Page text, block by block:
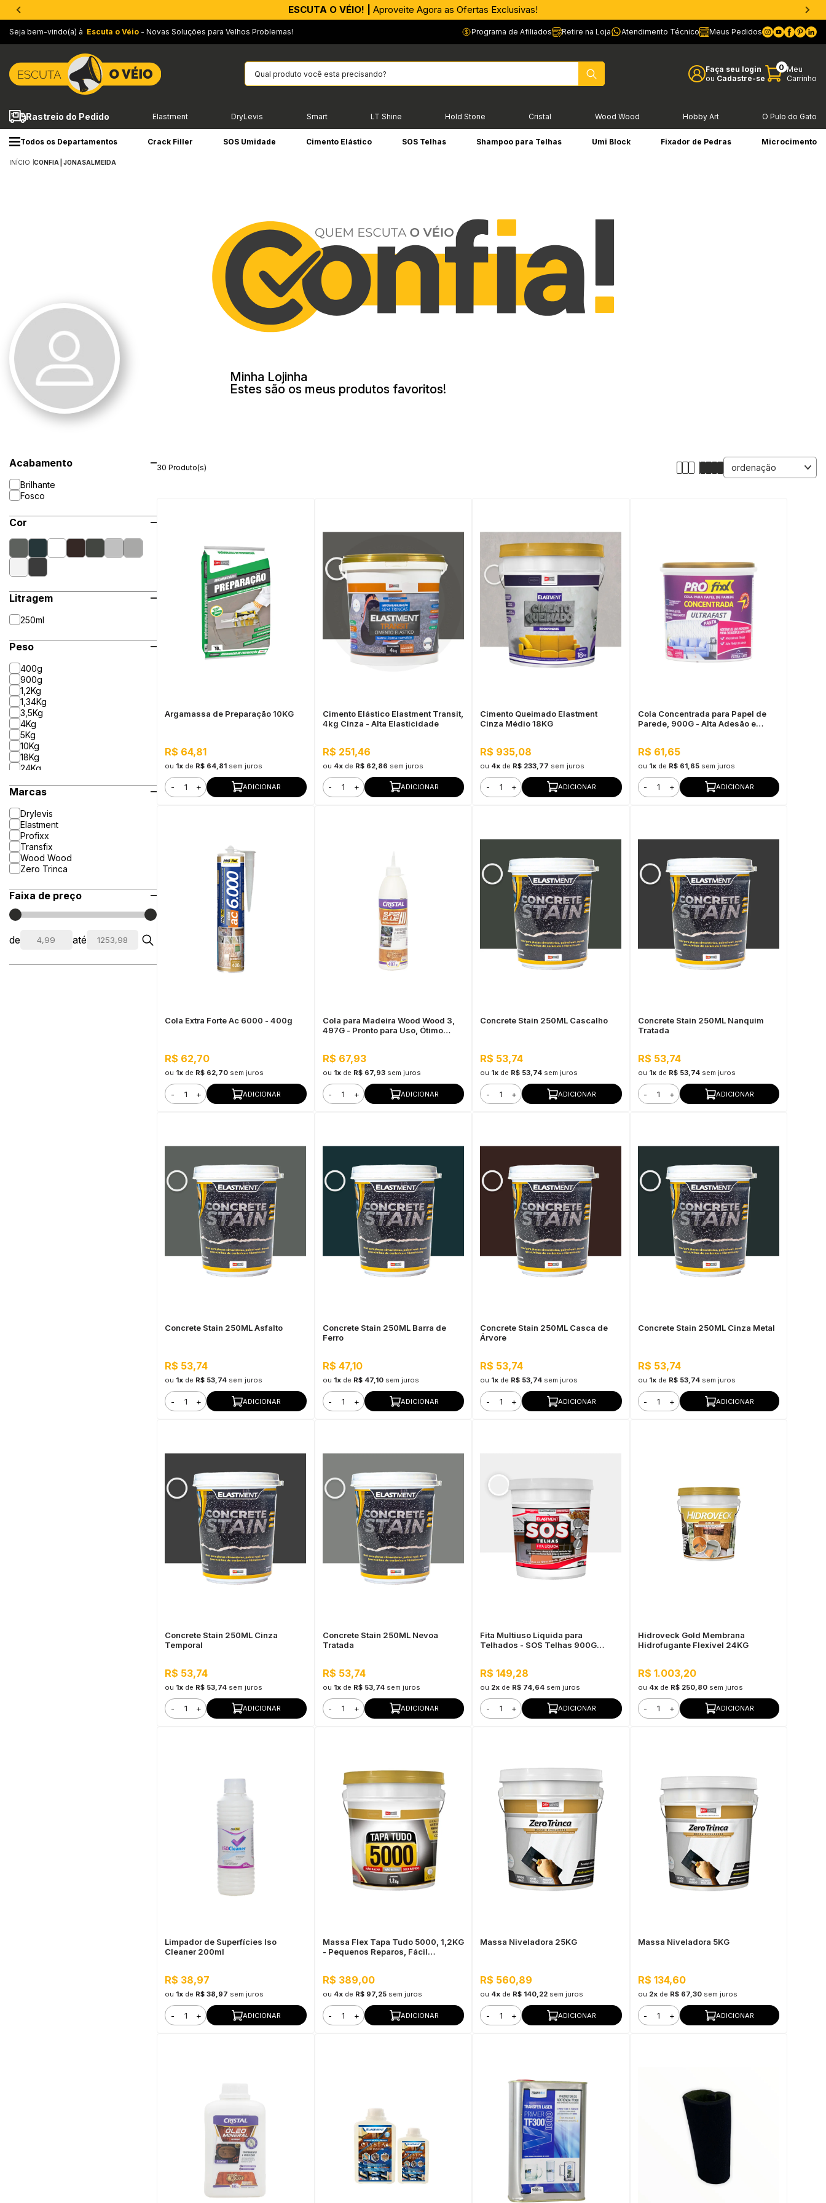
APROVEITE AGORA |PIX parcelado em até 4x sem Juros!*
Seja bem-vindo(a) à Escuta o Véio - Novas Soluções para Velhos Problemas! Programa de Afiliados Retire na Loja Atendimento Técnico Meus Pedidos
Faça seu login
ou Cadastre-se
0 Meu
Carrinho
Rastreio do Pedido Elastment DryLevis Smart LT Shine Hold Stone Cristal Wood Wood Hobby Art O Pulo do Gato
Todos os Departamentos Crack Filler SOS Umidade Cimento Elástico SOS Telhas Shampoo para Telhas Umi Block Fixador de Pedras Microcimento
INÍCIO CONFIA | JONASALMEIDA
Minha Lojinha
Estes são os meus produtos favoritos!
Acabamento
Brilhante
Fosco
Cor
Litragem
250ml
Peso
400g
900g
1,2Kg
1,34Kg
3,5Kg
4Kg
5Kg
10Kg
18Kg
24Kg
Marcas
Drylevis
Elastment
Profixx
Transfix
Wood Wood
Zero Trinca
Faixa de preço
de até
30 Produto(s)
Argamassa de Preparação 10KG
R$ 64,81
ou 1x de R$ 64,81 sem juros
- + ADICIONAR
Cimento Elástico Elastment Transit,
4kg Cinza - Alta Elasticidade
R$ 251,46
ou 4xde R$ 62,86 sem juros
- + ADICIONAR
Cimento Queimado Elastment
Cinza Médio 18KG
R$ 935,08
ou 4x de R$ 233,77 sem juros
- + ADICIONAR
Cola Concentrada para Papel de
Parede, 900G - Alta Adesão e
R$ 61,65
ou 1xde R$ 61,65 sem juros
- + ADICIONAR
Cola Extra Forte Ac 6000 - 400g
R$ 62,70
ou 1x de R$ 62,70 sem juros
- + ADICIONAR
Cola para Madeira Wood Wood 3,
497G - Pronto para Uso, Ótimo
R$ 67,93
ou 1xde R$ 67,93 sem juros
- + ADICIONAR
Concrete Stain 250ML Cascalho
R$ 53,74
ou 1x de R$ 53,74 sem juros
- + ADICIONAR
Concrete Stain 250ML Nanquim
Tratada
R$ 53,74
ou 1xde R$ 53,74 sem juros
- + ADICIONAR
Concrete Stain 250ML Asfalto
R$ 53,74
ou 1x de R$ 53,74 sem juros
- + ADICIONAR
Concrete Stain 250ML Barra de
Ferro
R$ 47,10
ou 1xde R$ 47,10 sem juros
- + ADICIONAR
Concrete Stain 250ML Casca de
Árvore
R$ 53,74
ou 1x de R$ 53,74 sem juros
- + ADICIONAR
Concrete Stain 250ML Cinza Metal
R$ 53,74
ou 1xde R$ 53,74 sem juros
- + ADICIONAR
Concrete Stain 250ML Cinza
Temporal
R$ 53,74
ou 1x de R$ 53,74 sem juros
- + ADICIONAR
Concrete Stain 250ML Nevoa
Tratada
R$ 53,74
ou 1xde R$ 53,74 sem juros
- + ADICIONAR
Fita Multiuso Líquida para
Telhados - SOS Telhas 900G
R$ 149,28
ou 2x de R$ 74,64 sem juros
- + ADICIONAR
Hidroveck Gold Membrana
Hidrofugante Flexível 24KG
R$ 1.003,20
ou 4xde R$ 250,80 sem juros
- + ADICIONAR
Limpador de Superfícies Iso
Cleaner 200ml
R$ 38,97
ou 1x de R$ 38,97 sem juros
- + ADICIONAR
Massa Flex Tapa Tudo 5000, 1,2KG
- Pequenos Reparos, Fácil
R$ 389,00
ou 4xde R$ 97,25 sem juros
- + ADICIONAR
Massa Niveladora 25KG
R$ 560,89
ou 4x de R$ 140,22 sem juros
- + ADICIONAR
Massa Niveladora 5KG
R$ 134,60
ou 2xde R$ 67,30 sem juros
- + ADICIONAR